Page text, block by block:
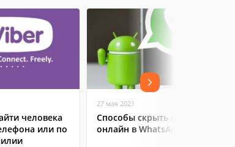
человека
или по
27 мая 2021
Способы скрыть статус
онлайн в WhatsApp